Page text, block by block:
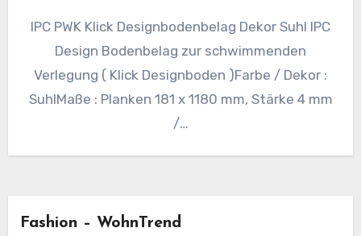
IPC PWK Klick Designbodenbelag Dekor Suhl IPC
Design Bodenbelag zur schwimmenden
Verlegung ( Klick Designboden )Farbe / Dekor :
SuhlMaße : Planken 181 x 1180 mm, Stärke 4 mm
/…
Fashion – WohnTrend